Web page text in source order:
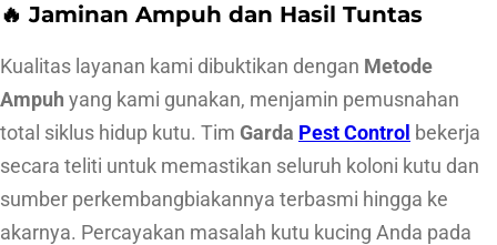
a
A
m
p
u
h
🔥 Jaminan Ampuh dan Hasil Tuntas
Kualitas layanan kami dibuktikan dengan Metode
Ampuh yang kami gunakan, menjamin pemusnahan
total siklus hidup kutu. Tim Garda Pest Control bekerja
secara teliti untuk memastikan seluruh koloni kutu dan
sumber perkembangbiakannya terbasmi hingga ke
akarnya. Percayakan masalah kutu kucing Anda pada